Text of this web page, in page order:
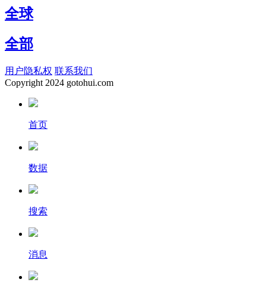
全球
全部
用户隐私权 联系我们
Copyright 2024 gotohui.com
首页
数据
搜索
消息